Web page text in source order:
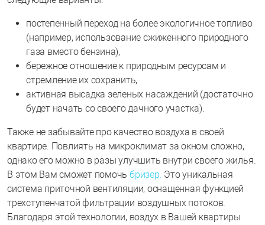
постепенный переход на более экологичное топливо
(например, использование сжиженного природного
газа вместо бензина),
бережное отношение к природным ресурсам и
стремление их сохранить,
активная высадка зеленых насаждений (достаточно
будет начать со своего дачного участка).
Также не забывайте про качество воздуха в своей
квартире. Повлиять на микроклимат за окном сложно,
однако его можно в разы улучшить внутри своего жилья.
В этом Вам сможет помочь бризер. Это уникальная
система приточной вентиляции, оснащенная функцией
трехступенчатой фильтрации воздушных потоков.
Благодаря этой технологии, воздух в Вашей квартиры